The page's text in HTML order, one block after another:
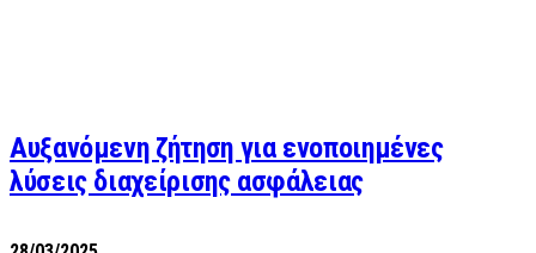
Αυξανόμενη ζήτηση για ενοποιημένες
λύσεις διαχείρισης ασφάλειας